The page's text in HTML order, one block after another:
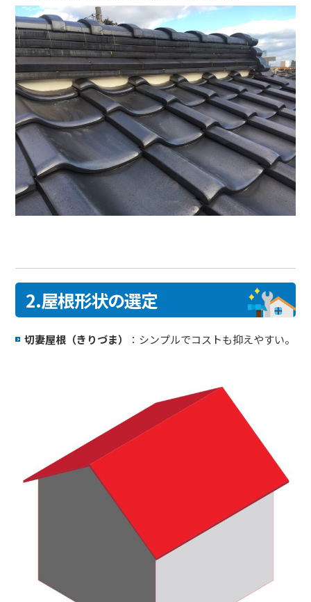
2.屋根形状の選定
切妻屋根（きりづま） ：シンプルでコストも抑えやすい。